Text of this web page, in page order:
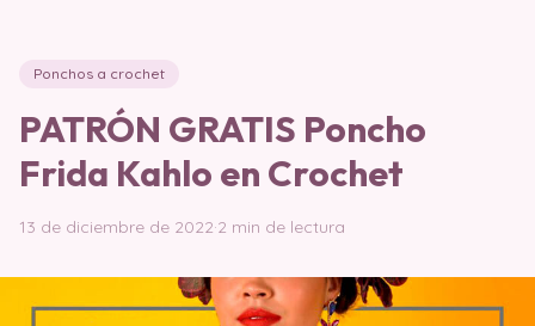
Ponchos a crochet
PATRÓN GRATIS Poncho
Frida Kahlo en Crochet
13 de diciembre de 2022·2 min de lectura